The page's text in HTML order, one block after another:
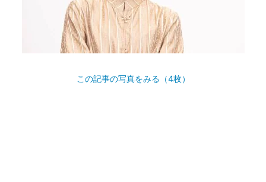
この記事の写真をみる（4枚）